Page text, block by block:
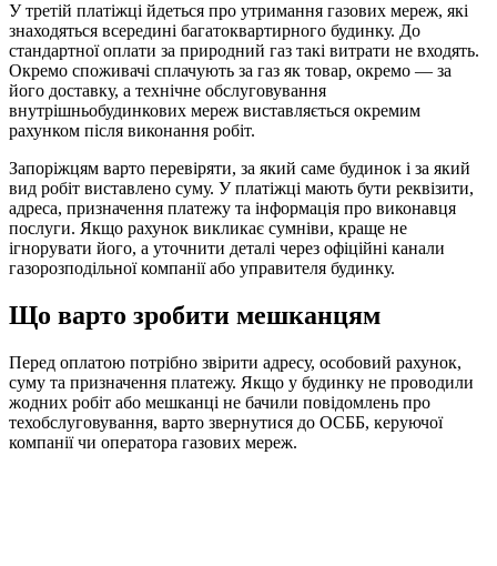
У третій платіжці йдеться про утримання газових мереж, які
знаходяться всередині багатоквартирного будинку. До
стандартної оплати за природний газ такі витрати не входять.
Окремо споживачі сплачують за газ як товар, окремо — за
його доставку, а технічне обслуговування
внутрішньобудинкових мереж виставляється окремим
рахунком після виконання робіт.
Запоріжцям варто перевіряти, за який саме будинок і за який
вид робіт виставлено суму. У платіжці мають бути реквізити,
адреса, призначення платежу та інформація про виконавця
послуги. Якщо рахунок викликає сумніви, краще не
ігнорувати його, а уточнити деталі через офіційні канали
газорозподільної компанії або управителя будинку.
Що варто зробити мешканцям
Перед оплатою потрібно звірити адресу, особовий рахунок,
суму та призначення платежу. Якщо у будинку не проводили
жодних робіт або мешканці не бачили повідомлень про
техобслуговування, варто звернутися до ОСББ, керуючої
компанії чи оператора газових мереж.